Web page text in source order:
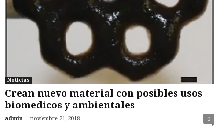
Noticias
Crean nuevo material con posibles usos
biomedicos y ambientales
admin - noviembre 21, 2018 0